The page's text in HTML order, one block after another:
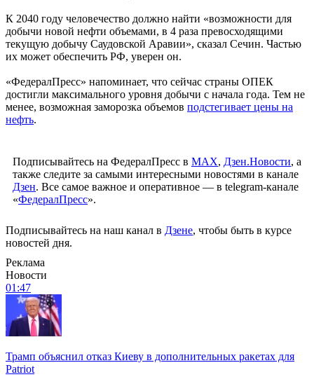
К 2040 году человечество должно найти «возможности для
добычи новой нефти объемами, в 4 раза превосходящими
текущую добычу Саудовской Аравии», сказал Сечин. Частью
их может обеспечить РФ, уверен он.
«ФедералПресс» напоминает, что сейчас страны ОПЕК
достигли максимального уровня добычи с начала года. Тем не
менее, возможная заморозка объемов подстегивает цены на
нефть.
Подписывайтесь на ФедералПресс в МАХ, Дзен.Новости, а
также следите за самыми интересными новостями в канале
Дзен. Все самое важное и оперативное — в telegram-канале
«ФедералПресс».
Подписывайтесь на наш канал в Дзене, чтобы быть в курсе
новостей дня.
Реклама
Новости
01:47
Трамп объяснил отказ Киеву в дополнительных ракетах для
Patriot